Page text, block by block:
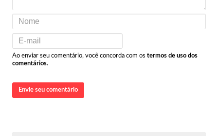
Ao enviar seu comentário, você concorda com os termos de uso dos
comentários.
Envie seu comentário